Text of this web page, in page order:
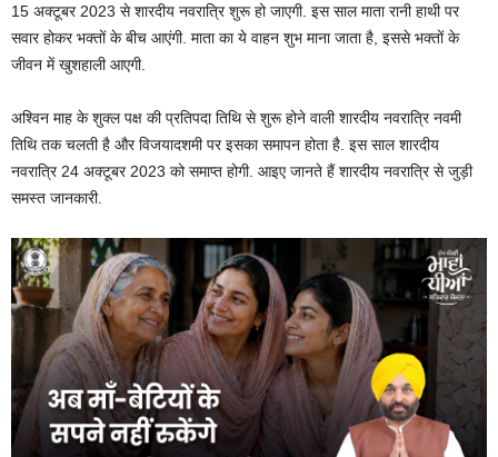
15 अक्टूबर 2023 से शारदीय नवरात्रि शुरू हो जाएगी. इस साल माता रानी हाथी पर
सवार होकर भक्तों के बीच आएंगी. माता का ये वाहन शुभ माना जाता है, इससे भक्तों के
जीवन में खुशहाली आएगी.
अश्विन माह के शुक्ल पक्ष की प्रतिपदा तिथि से शुरू होने वाली शारदीय नवरात्रि नवमी
तिथि तक चलती है और विजयादशमी पर इसका समापन होता है. इस साल शारदीय
नवरात्रि 24 अक्टूबर 2023 को समाप्त होगी. आइए जानते हैं शारदीय नवरात्रि से जुड़ी
समस्त जानकारी.